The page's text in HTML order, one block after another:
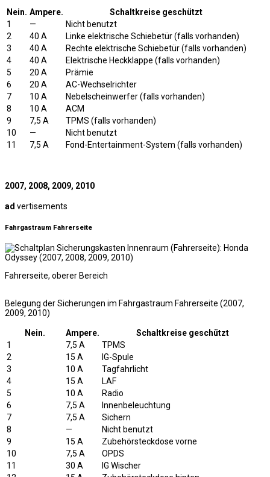
Nein. Ampere.
Schaltkreise geschützt
1
—
Nicht benutzt
2
40 A
Linke elektrische Schiebetür (falls vorhanden)
3
40 A
Rechte elektrische Schiebetür (falls vorhanden)
4
40 A
Elektrische Heckklappe (falls vorhanden)
5
20 A
Prämie
6
20 A
AC-Wechselrichter
7
10 A
Nebelscheinwerfer (falls vorhanden)
8
10 A
ACM
9
7,5 A
TPMS (falls vorhanden)
10
—
Nicht benutzt
11
7,5 A Fond-Entertainment-System (falls vorhanden)
2007, 2008, 2009, 2010
ad vertisements
Fahrgastraum Fahrerseite
Fahrerseite, oberer Bereich
Belegung der Sicherungen im Fahrgastraum Fahrerseite (2007,
2009, 2010)
Nein. Ampere.
Schaltkreise geschützt
1
7,5 A
TPMS
2
15 A
IG-Spule
3
10 A
Tagfahrlicht
4
15 A
LAF
5
10 A
Radio
6
7,5 A
Innenbeleuchtung
7
7,5 A
Sichern
8
—
Nicht benutzt
9
15 A
Zubehörsteckdose vorne
10
7,5 A
OPDS
11
30 A
IG Wischer